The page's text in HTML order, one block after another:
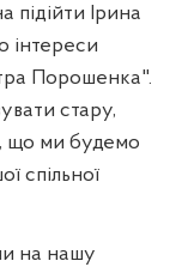
підійти Ірина
інтереси
Порошенка".
стару,
що ми будемо
спільної
на нашу